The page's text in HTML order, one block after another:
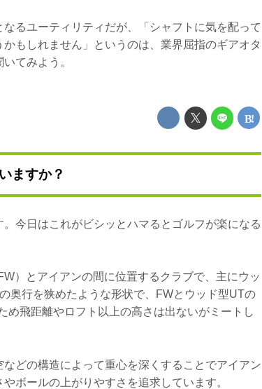
るユーティリティだが、「シャフトに気を配って
もしれません」というのは、業界屈指のギアオタ
てみよう。
ますか？
今日はこれがビシッとハマるとゴルフが楽になる
）とアイアンの間に位置するクラブで、主にウッ
奥行を狭めたような形状で、FWとウッド型UTの
飛距離やロフト以上の高さは出ないがミートし
どの構造によって重心を深くすることでアイアン
ボールの上がりやすさを追求しています。